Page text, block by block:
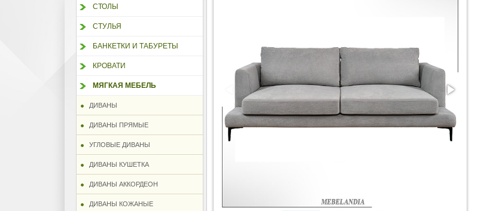
СТОЛЫ
СТУЛЬЯ
БАНКЕТКИ И ТАБУРЕТЫ
КРОВАТИ
МЯГКАЯ МЕБЕЛЬ
ДИВАНЫ
ДИВАНЫ ПРЯМЫЕ
УГЛОВЫЕ ДИВАНЫ
ДИВАНЫ КУШЕТКА
ДИВАНЫ АККОРДЕОН
ДИВАНЫ КОЖАНЫЕ